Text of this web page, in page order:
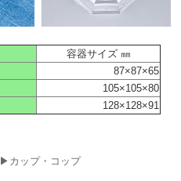
容器サイズ ㎜
87×87×65
105×105×80
128×128×91
▶カップ・コップ